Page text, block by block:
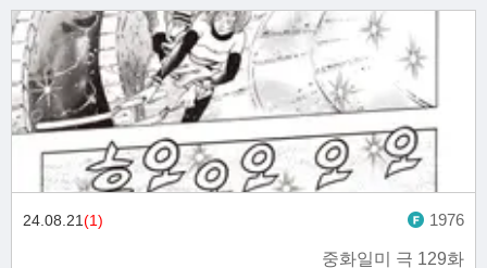
중화일미 극 129화
24.08.21(1) 1976